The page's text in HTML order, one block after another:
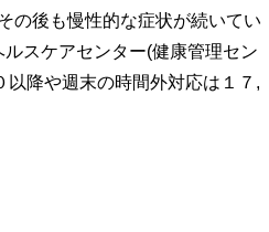
の後も慢性的な症状が続いてい
スケアセンター(健康管理セン
以降や週末の時間外対応は１７,